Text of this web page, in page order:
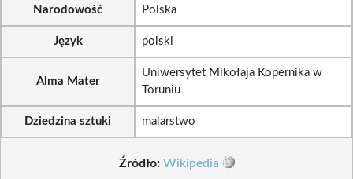
Narodowość Polska
Język polski
Alma Mater
Uniwersytet Mikołaja Kopernika w
Toruniu
Dziedzina sztuki malarstwo
Źródło: Wikipedia